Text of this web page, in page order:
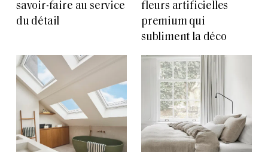
savoir-faire au service
du détail
fleurs artificielles
premium qui
subliment la déco